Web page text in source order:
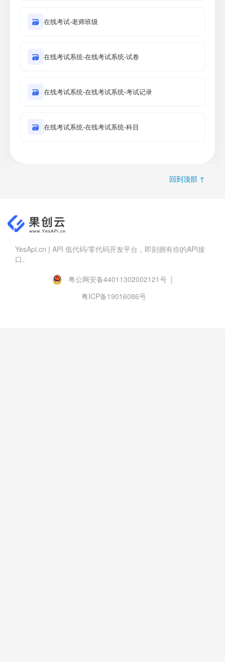
🗃 在线考试-老师班级
🗃 在线考试系统-在线考试系统-试卷
🗃 在线考试系统-在线考试系统-考试记录
🗃 在线考试系统-在线考试系统-科目
回到顶部 ↑
YesApi.cn | API 低代码/零代码开发平台，即刻拥有你的API接
口。
粤公网安备44011302002121号 |
粤ICP备19016086号